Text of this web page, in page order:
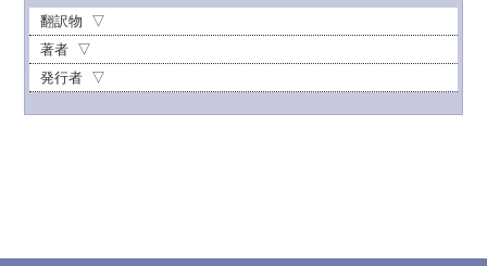
翻訳物
著者
発行者